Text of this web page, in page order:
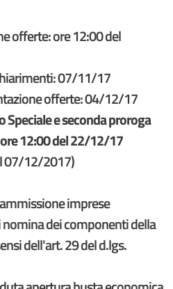
offerte: ore 12:00 del
07/11/17
offerte: 04/12/17
e seconda proroga
12:00 del 22/12/17
07/12/2017)
imprese
dei componenti della
dell'art. 29 del d.lgs.